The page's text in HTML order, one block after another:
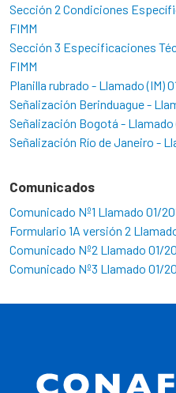
Sección 2 Condiciones
FIMM
Sección 3 Especificaciones
FIMM
Planilla rubrado - Llamado (IM)
Señalización Berinduague -
Señalización Bogotá - Llamado
Señalización Río de Janeiro -
Comunicados
Comunicado Nº1 Llamado 01/
Formulario 1A versión 2
Comunicado Nº2 Llamado 01/
Comunicado Nº3 Llamado 01/